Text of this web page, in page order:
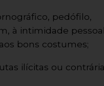
pedófilo,
à intimidade
bons costumes;
ilícitas ou